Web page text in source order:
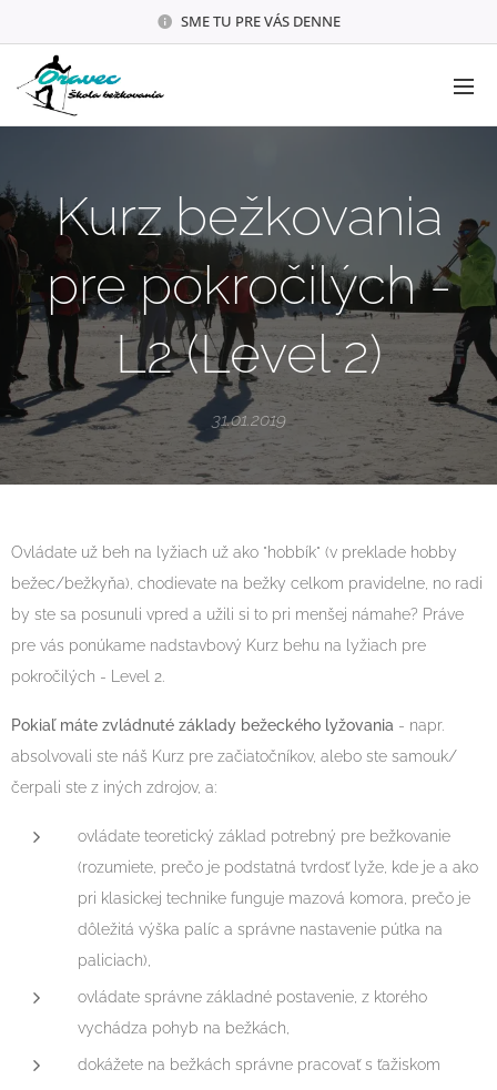
SME TU PRE VÁS DENNE
Kurz bežkovania
pre pokročilých -
L2 (Level 2)
31.01.2019
Ovládate už beh na lyžiach už ako "hobbík" (v preklade hobby
bežec/bežkyňa), chodievate na bežky celkom pravidelne, no radi
by ste sa posunuli vpred a užili si to pri menšej námahe? Práve
pre vás ponúkame nadstavbový Kurz behu na lyžiach pre
pokročilých - Level 2.
Pokiaľ máte zvládnuté základy bežeckého lyžovania - napr.
absolvovali ste náš Kurz pre začiatočníkov, alebo ste samouk/
čerpali ste z iných zdrojov, a:
ovládate teoretický základ potrebný pre bežkovanie
(rozumiete, prečo je podstatná tvrdosť lyže, kde je a ako
pri klasickej technike funguje mazová komora, prečo je
dôležitá výška palíc a správne nastavenie pútka na
paliciach),
ovládate správne základné postavenie, z ktorého
vychádza pohyb na bežkách,
dokážete na bežkách správne pracovať s ťažiskom